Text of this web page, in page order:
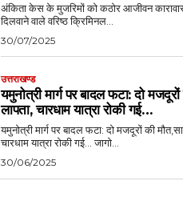
अंकिता केस के मुजरिमों को कठोर आजीवन
दिलवाने वाले वरिष्ठ क्रिमिनल...
30/07/2025
उत्तराखण्ड
यमुनोत्री मार्ग पर बादल फटा: दो
लापता, चारधाम यात्रा रोकी गई…
यमुनोत्री मार्ग पर बादल फटा: दो मजदूरों की
चारधाम यात्रा रोकी गई... जागो...
30/06/2025